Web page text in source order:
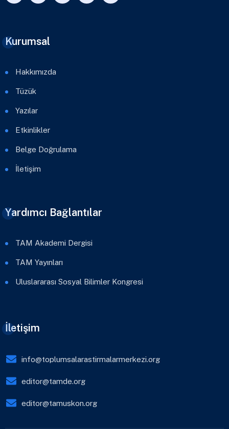
Kurumsal
Hakkımızda
Tüzük
Yazılar
Etkinlikler
Belge Doğrulama
İletişim
Yardımcı Bağlantılar
TAM Akademi Dergisi
TAM Yayınları
Uluslararası Sosyal Bilimler Kongresi
İletişim
info@toplumsalarastirmalarmerkezi.org
editor@tamde.org
editor@tamuskon.org